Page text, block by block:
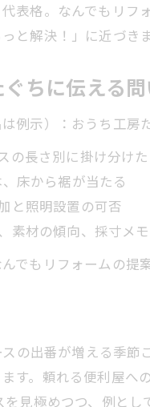
表格。なんでもリ
と解決！」に近づき
ちに伝える
例示）：おうち工房
の長さ別に掛け分け
床から裾が当たる
と照明設置の可否
素材の傾向、採寸メモ
でもリフォームの
の出番が増える季
す。頼れる便利屋